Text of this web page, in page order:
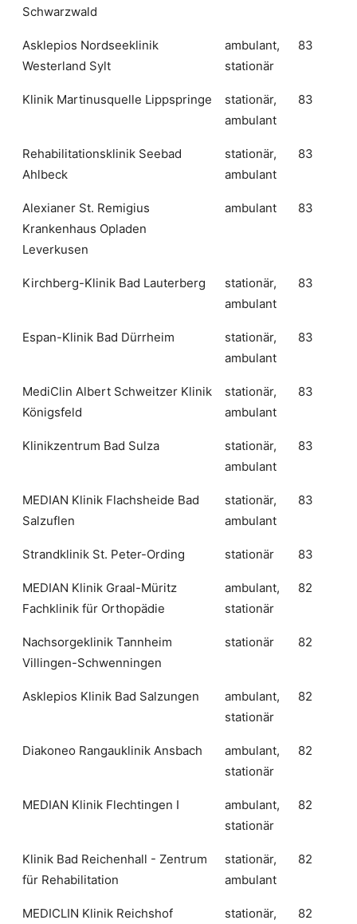
Schwarzwald
Asklepios Nordseeklinik
Westerland Sylt
ambulant,
stationär
83
Klinik Martinusquelle Lippspringe
stationär,
ambulant
83
Rehabilitationsklinik Seebad
Ahlbeck
stationär,
ambulant
83
Alexianer St. Remigius
Krankenhaus Opladen
Leverkusen
ambulant 83
Kirchberg-Klinik Bad Lauterberg
stationär,
ambulant
83
Espan-Klinik Bad Dürrheim
stationär,
ambulant
83
MediClin Albert Schweitzer Klinik
Königsfeld
stationär,
ambulant
83
Klinikzentrum Bad Sulza
stationär,
ambulant
83
MEDIAN Klinik Flachsheide Bad
Salzuflen
stationär,
ambulant
83
Strandklinik St. Peter-Ording stationär 83
MEDIAN Klinik Graal-Müritz
Fachklinik für Orthopädie
ambulant,
stationär
82
Nachsorgeklinik Tannheim
Villingen-Schwenningen
stationär 82
Asklepios Klinik Bad Salzungen
ambulant,
stationär
82
Diakoneo Rangauklinik Ansbach
ambulant,
stationär
82
MEDIAN Klinik Flechtingen I
ambulant,
stationär
82
Klinik Bad Reichenhall - Zentrum
für Rehabilitation
stationär,
ambulant
82
MEDICLIN Klinik Reichshof
stationär,
82